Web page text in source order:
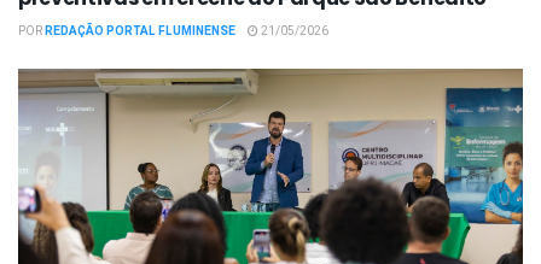
PORREDAÇÃO PORTAL FLUMINENSE 21/05/2026